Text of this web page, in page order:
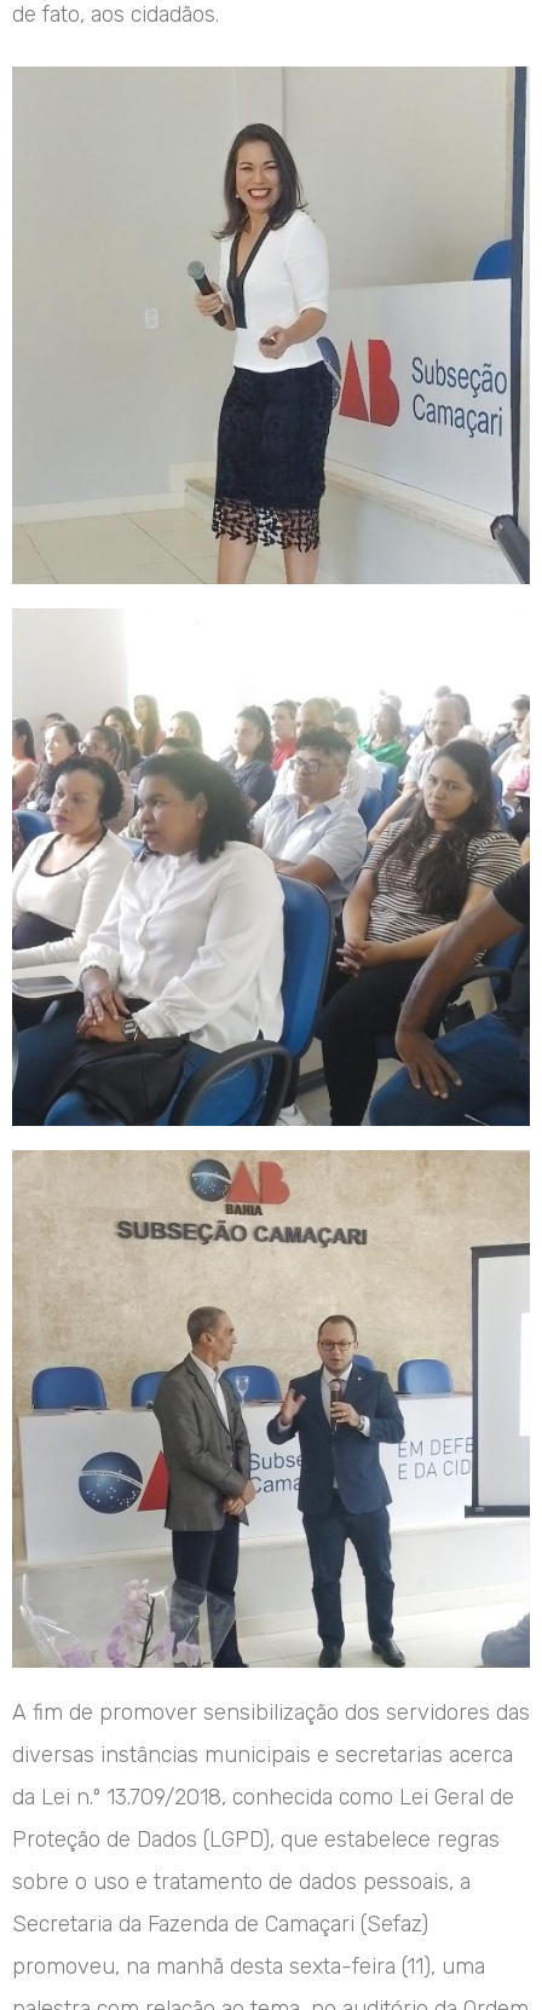
de fato, aos cidadãos.
A fim de promover sensibilização dos servidores das
diversas instâncias municipais e secretarias acerca
da Lei n.º 13.709/2018, conhecida como Lei Geral de
Proteção de Dados (LGPD), que estabelece regras
sobre o uso e tratamento de dados pessoais, a
Secretaria da Fazenda de Camaçari (Sefaz)
promoveu, na manhã desta sexta-feira (11), uma